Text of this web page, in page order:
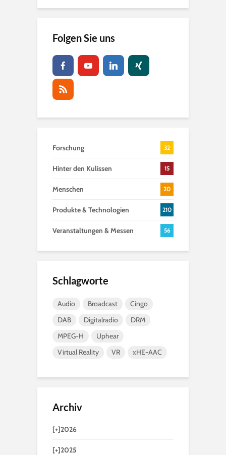
Folgen Sie uns
Forschung 32
Hinter den Kulissen 15
Menschen 20
Produkte & Technologien 210
Veranstaltungen & Messen 56
Schlagworte
Audio Broadcast
Cingo
DAB
Digitalradio
DRM
MPEG-H
Uphear
Virtual Reality
VR xHE-AAC
Archiv
[+]2026
[+]2025